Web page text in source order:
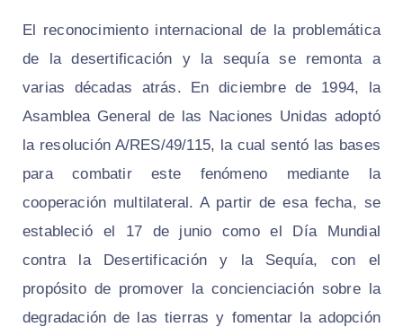
El reconocimiento internacional de la problemática
de la desertificación y la sequía se remonta a
varias décadas atrás. En diciembre de 1994, la
Asamblea General de las Naciones Unidas adoptó
la resolución A/RES/49/115, la cual sentó las bases
para combatir este fenómeno mediante la
cooperación multilateral. A partir de esa fecha, se
estableció el 17 de junio como el Día Mundial
contra la Desertificación y la Sequía, con el
propósito de promover la concienciación sobre la
degradación de las tierras y fomentar la adopción